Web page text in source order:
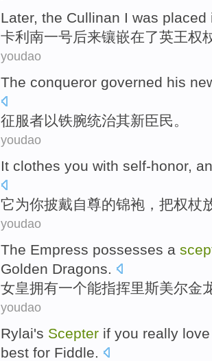
Later, the Cullinan I was placed
卡利 南一号后来镶嵌在了英王权
youdao
The conqueror governed his
征服者以铁腕统治其新臣民。
youdao
It clothes you with self-honor,
它为你披戴自尊的锦袍， 把权杖
youdao
The Empress possesses a
Golden Dragons.
女皇拥有一个能指挥里斯美尔金
youdao
Rylai's Scepter if you really love
best for Fiddle.